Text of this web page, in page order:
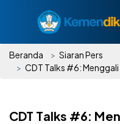
Beranda
Siaran Pers
CDT Talks #6:
CDT Talks #6: